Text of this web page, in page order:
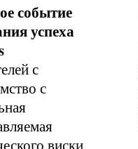
событие
успеха
с
с
виски